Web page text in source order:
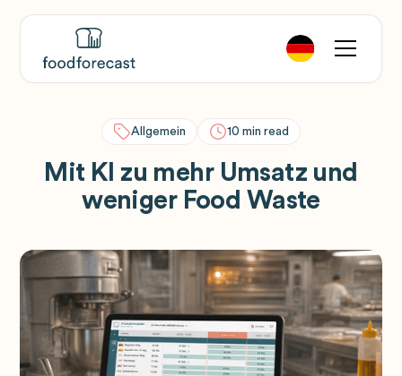
Allgemein 10 min read
Mit KI zu mehr Umsatz und
weniger Food Waste